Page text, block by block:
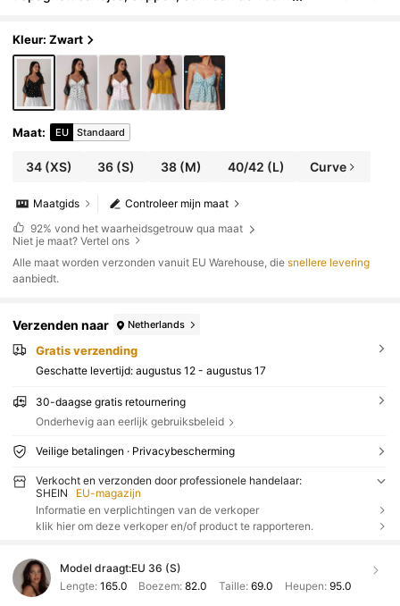
Kleur: Zwart
Maat: EU Standaard
34(XS) 36 (S) 38(M) 40/42 (L) Curve
Controleer mijn maat
Maatgids
92% vond het waarheidsgetrouw qua maat
Niet je maat? Vertel ons
Alle maat worden verzonden vanuit EU Warehouse, diesnellere levering
aanbiedt.
Verzenden naar Netherlands
Gratis verzending
Geschatte levertijd: augustus 12 - augustus 17
30-daagse gratis retournering
Onderhevig aan eerlijk gebruiksbeleid
Veilige betalingen · Privacybescherming
Verkocht en verzonden door professionele handelaar:
SHEIN
EU-magazijn
Informatie en verplichtingen van de verkoper
klik hier om deze verkoper en/of product te rapporteren.
Model draagt:EU 36 (S)
Lengte: 165.0 Boezem:82.0 Taille: 69.0 Heupen: 95.0